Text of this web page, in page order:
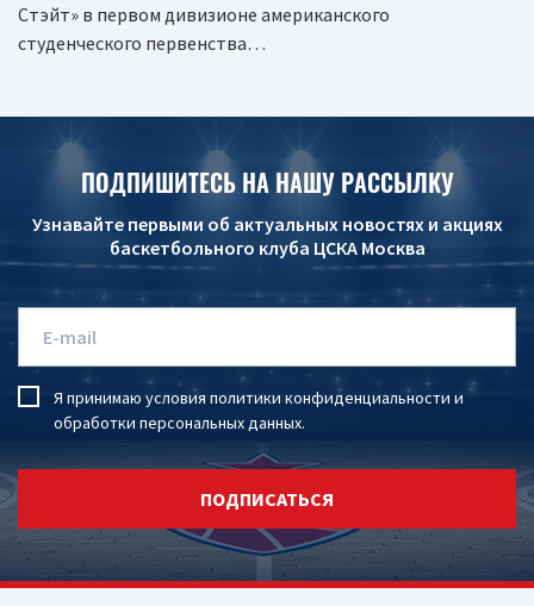
Стэйт» в первом дивизионе американского
студенческого первенства…
ПОДПИШИТЕСЬ НА НАШУ РАССЫЛКУ
Узнавайте первыми об актуальных новостях и акциях
баскетбольного клуба ЦСКА Москва
Я принимаю условия политики конфиденциальности и
обработки персональных данных.
ПОДПИСАТЬСЯ